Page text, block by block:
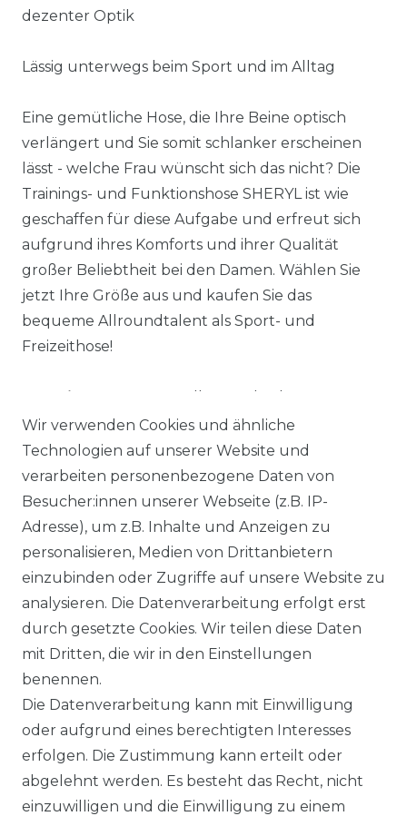
dezenter Optik
Lässig unterwegs beim Sport und im Alltag
Eine gemütliche Hose, die Ihre Beine optisch
verlängert und Sie somit schlanker erscheinen
lässt - welche Frau wünscht sich das nicht? Die
Trainings- und Funktionshose SHERYL ist wie
geschaffen für diese Aufgabe und erfreut sich
aufgrund ihres Komforts und ihrer Qualität
großer Beliebtheit bei den Damen. Wählen Sie
jetzt Ihre Größe aus und kaufen Sie das
bequeme Allroundtalent als Sport- und
Freizeithose!
Material: % Baumwolle, 4% Elasthan
Ähnlicher Artikel
Artikelpaket
:
ab 69,95 € *
*inkl. ges. MwSt.zzgl. Versandkosten
Wir verwenden Cookies und ähnliche
Technologien auf unserer Website und
verarbeiten personenbezogene Daten von
Besucher:innen unserer Webseite (z.B. IP-
Adresse), um z.B. Inhalte und Anzeigen zu
personalisieren, Medien von Drittanbietern
einzubinden oder Zugriffe auf unsere Website zu
analysieren. Die Datenverarbeitung erfolgt erst
durch gesetzte Cookies. Wir teilen diese Daten
mit Dritten, die wir in den Einstellungen
benennen.
Die Datenverarbeitung kann mit Einwilligung
oder aufgrund eines berechtigten Interesses
erfolgen. Die Zustimmung kann erteilt oder
abgelehnt werden. Es besteht das Recht, nicht
einzuwilligen und die Einwilligung zu einem